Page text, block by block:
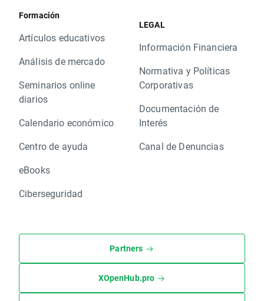
Formación
Artículos educativos
Análisis de mercado
Seminarios online
diarios
Calendario económico
Centro de ayuda
eBooks
Ciberseguridad
LEGAL
Información Financiera
Normativa y Políticas
Corporativas
Documentación de
Interés
Canal de Denuncias
Partners
XOpenHub.pro